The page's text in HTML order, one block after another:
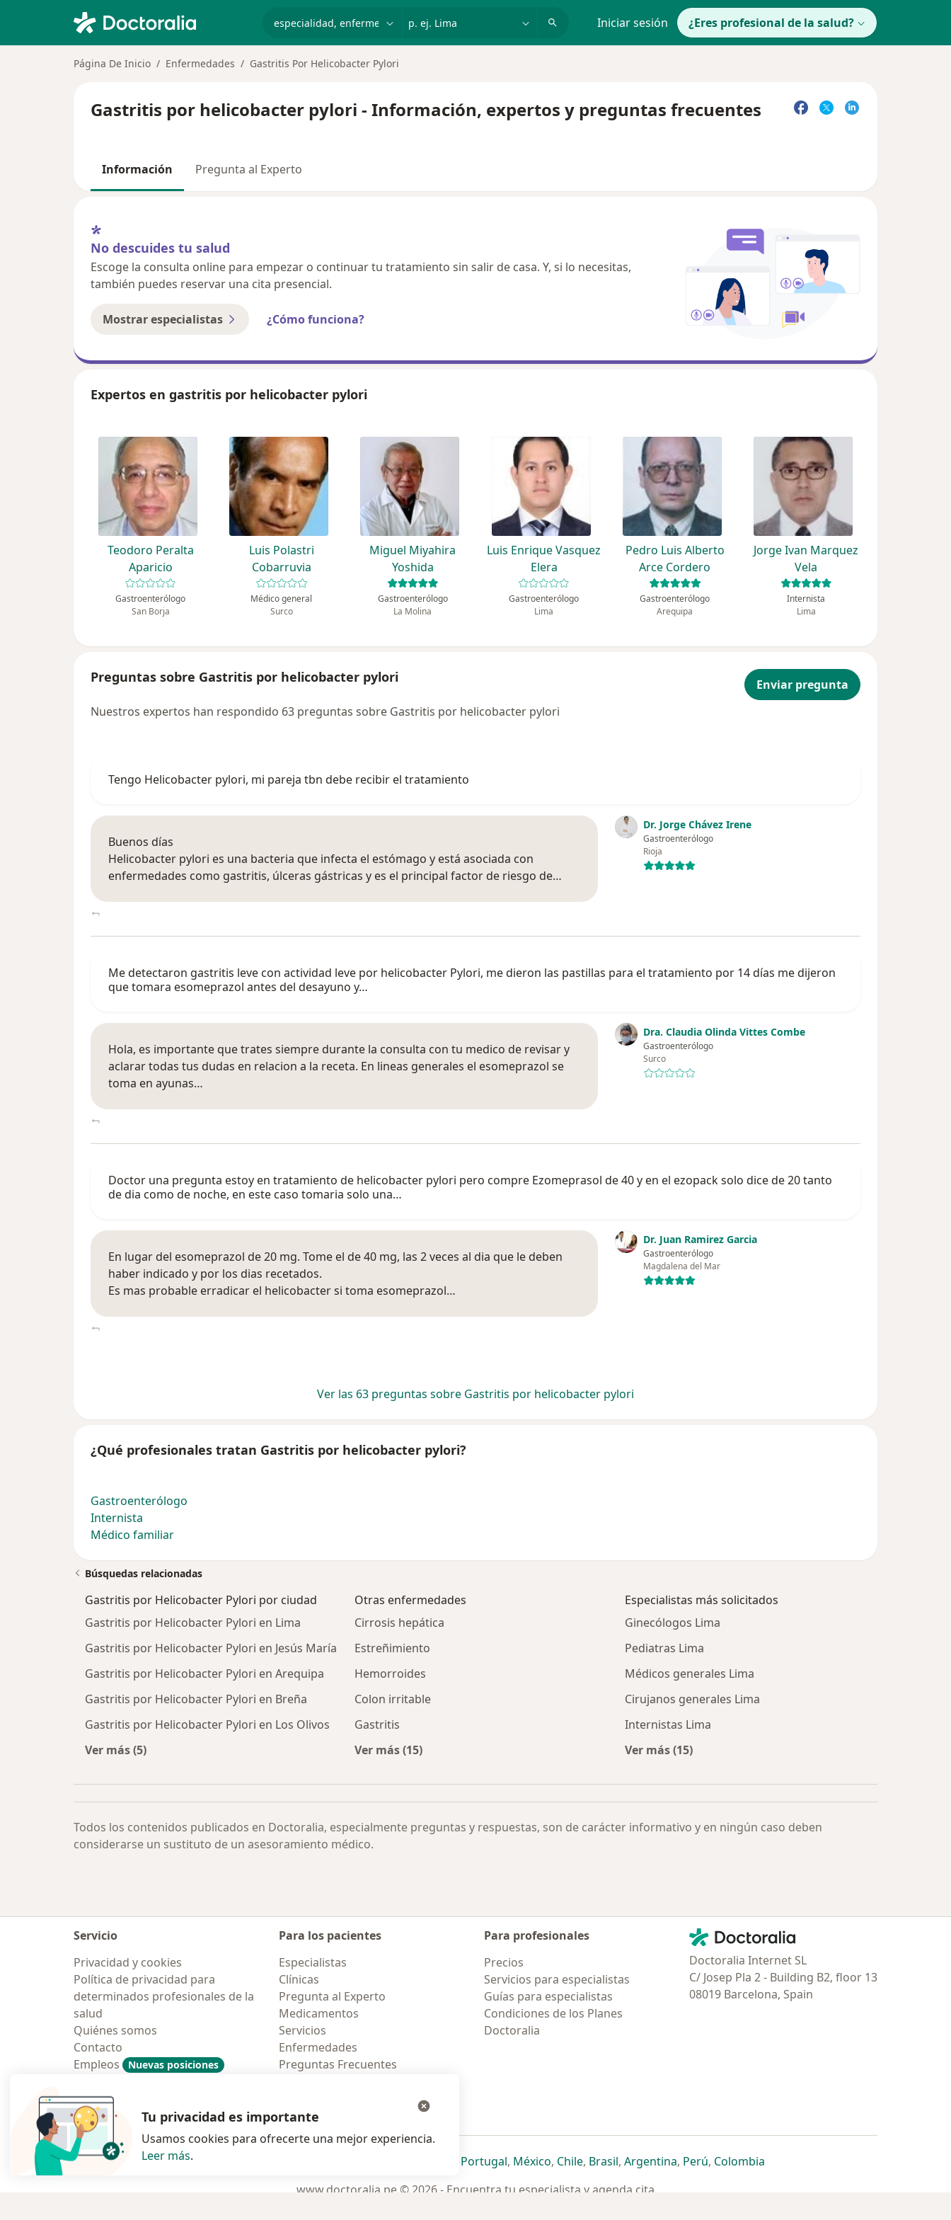
Iniciar sesión ¿Eres profesional de la salud?
Página De Inicio Enfermedades Gastritis Por Helicobacter Pylori
Gastritis por helicobacter pylori - Información, expertos y preguntas frecuentes
Información Pregunta al Experto
No descuides tu salud
Escoge la consulta online para empezar o continuar tu tratamiento sin salir de casa. Y, si lo necesitas,
también puedes reservar una cita presencial.
Mostrar especialistas ¿Cómo funciona?
Expertos en gastritis por helicobacter pylori
Teodoro Peralta
Aparicio
Gastroenterólogo
San Borja
Luis Polastri
Cobarruvia
Médico general
Surco
Miguel Miyahira
Yoshida
Gastroenterólogo
La Molina
Luis Enrique Vasquez
Elera
Gastroenterólogo
Lima
Pedro Luis Alberto
Arce Cordero
Gastroenterólogo
Arequipa
Jorge Ivan Marquez
Vela
Internista
Lima
Preguntas sobre Gastritis por helicobacter pylori
Enviar pregunta
Nuestros expertos han respondido 63 preguntas sobre Gastritis por helicobacter pylori
Tengo Helicobacter pylori, mi pareja tbn debe recibir el tratamiento
Dr. Jorge Chávez Irene
Gastroenterólogo
Rioja
Buenos días
Helicobacter pylori es una bacteria que infecta el estómago y está asociada con
enfermedades como gastritis, úlceras gástricas y es el principal factor de riesgo de…
Me detectaron gastritis leve con actividad leve por helicobacter Pylori, me dieron las pastillas para el tratamiento por 14 días me dijeron
que tomara esomeprazol antes del desayuno y…
Dra. Claudia Olinda Vittes Combe
Gastroenterólogo
Surco
Hola, es importante que trates siempre durante la consulta con tu medico de revisar y
aclarar todas tus dudas en relacion a la receta. En lineas generales el esomeprazol se
toma en ayunas…
Doctor una pregunta estoy en tratamiento de helicobacter pylori pero compre Ezomeprasol de 40 y en el ezopack solo dice de 20 tanto
de dia como de noche, en este caso tomaria solo una…
Dr. Juan Ramirez Garcia
Gastroenterólogo
Magdalena del Mar
En lugar del esomeprazol de 20 mg. Tome el de 40 mg, las 2 veces al dia que le deben
haber indicado y por los dias recetados.
Es mas probable erradicar el helicobacter si toma esomeprazol…
Ver las 63 preguntas sobre Gastritis por helicobacter pylori
¿Qué profesionales tratan Gastritis por helicobacter pylori?
Gastroenterólogo
Internista
Médico familiar
Búsquedas relacionadas
Gastritis por Helicobacter Pylori por ciudad
Gastritis por Helicobacter Pylori en Lima
Gastritis por Helicobacter Pylori en Jesús María
Gastritis por Helicobacter Pylori en Arequipa
Gastritis por Helicobacter Pylori en Breña
Gastritis por Helicobacter Pylori en Los Olivos
Ver más (5)
Otras enfermedades
Cirrosis hepática
Estreñimiento
Hemorroides
Colon irritable
Gastritis
Ver más (15)
Especialistas más solicitados
Ginecólogos Lima
Pediatras Lima
Médicos generales Lima
Cirujanos generales Lima
Internistas Lima
Ver más (15)
Todos los contenidos publicados en Doctoralia, especialmente preguntas y respuestas, son de carácter informativo y en ningún caso deben
considerarse un sustituto de un asesoramiento médico.
Servicio
Privacidad y cookies
Política de privacidad para
determinados profesionales de la
salud
Quiénes somos
Contacto
Empleos
Nuevas posiciones
Contratación
Para los pacientes
Especialistas
Clínicas
Pregunta al Experto
Medicamentos
Servicios
Enfermedades
Preguntas Frecuentes
Para profesionales
Precios
Servicios para especialistas
Guías para especialistas
Condiciones de los Planes
Doctoralia
Contacto
Doctoralia - Página de inicio
Doctoralia Internet SL
C/ Josep Pla 2 - Building B2, floor 13
08019 Barcelona, Spain
Polska se abre en una nueva pestaña
se abre en una nueva pestaña
se abre en una nueva pestaña
se abre en una nueva pestaña
Portugalse abre en una nueva pestaña
, Méxicose abre en una nueva pestaña
, Chilese abre en una nueva pestaña
, Brasilse abre en una nueva pestaña
, Argentinase abre en una nueva pestaña
, Perúse abre en una nueva pestaña
, Colombiase abre en una nueva pestaña
www.doctoralia.pe © 2026 - Encuentra tu especialista y agenda cita
Tu privacidad es importante
Usamos cookies para ofrecerte una mejor experiencia.
Leer más.